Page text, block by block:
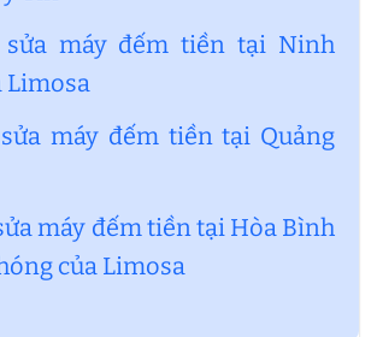
sửa máy đếm tiền tại Ninh
Limosa
máy đếm tiền tại Quảng
máy đếm tiền tại Hòa Bình
của Limosa